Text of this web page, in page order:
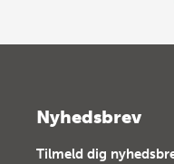
Nyhedsbrev
Tilmeld dig